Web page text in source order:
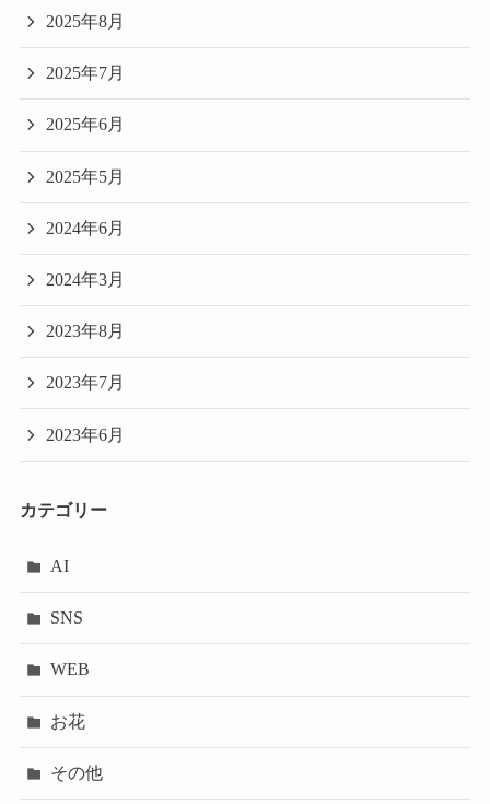
2025年8月
2025年7月
2025年6月
2025年5月
2024年6月
2024年3月
2023年8月
2023年7月
2023年6月
カテゴリー
AI
SNS
WEB
お花
その他